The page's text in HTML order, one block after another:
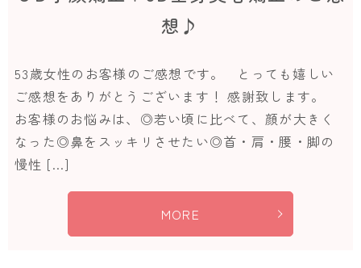
想♪
53歳女性のお客様のご感想です。 とっても嬉しい
ご感想をありがとうございます！ 感謝致します。
お客様のお悩みは、◎若い頃に比べて、顔が大きく
なった◎鼻をスッキリさせたい◎首・肩・腰・脚の
慢性 […]
MORE